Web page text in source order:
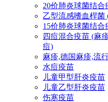
20价肺炎球菌结合
乙型流感嗜血桿菌
15价肺炎球菌结合
四痘混合疫苗 (麻
痘)
麻疹,德国麻疹,流
水痘疫苗
儿童甲型肝炎疫苗
儿童乙型肝炎疫苗
伤寒疫苗